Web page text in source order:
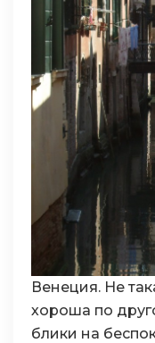
Венеция. Не
хороша по
блики на